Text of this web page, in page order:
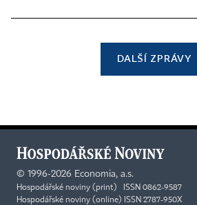
DALŠÍ ZPRÁVY
© 1996-2026 Economia, a.s.
Hospodářské noviny (print) ISSN 0862-9587
Hospodářské noviny (online) ISSN 2787-950X